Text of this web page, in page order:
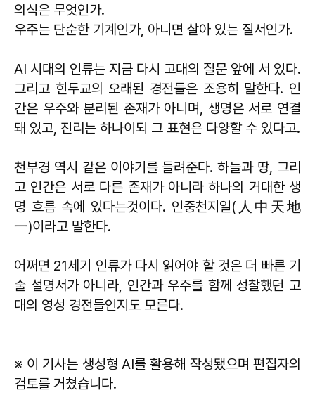
의식은 무엇인가.
우주는 단순한 기계인가, 아니면 살아 있는 질서인가.
AI 시대의 인류는 지금 다시 고대의 질문 앞에 서 있다.
그리고 힌두교의 오래된 경전들은 조용히 말한다. 인
간은 우주와 분리된 존재가 아니며, 생명은 서로 연결
돼 있고, 진리는 하나이되 그 표현은 다양할 수 있다고.
천부경 역시 같은 이야기를 들려준다. 하늘과 땅, 그리
고 인간은 서로 다른 존재가 아니라 하나의 거대한 생
명 흐름 속에 있다는것이다. 인중천지일(人中天地
一)이라고 말한다.
어쩌면 21세기 인류가 다시 읽어야 할 것은 더 빠른 기
술 설명서가 아니라, 인간과 우주를 함께 성찰했던 고
대의 영성 경전들인지도 모른다.
※ 이 기사는 생성형 AI를 활용해 작성됐으며 편집자의
검토를 거쳤습니다.